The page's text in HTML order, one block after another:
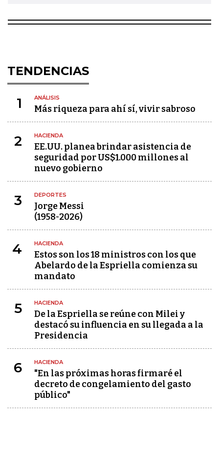
TENDENCIAS
1 ANÁLISIS
Más riqueza para ahí sí, vivir sabroso
2 HACIENDA
EE.UU. planea brindar asistencia de
seguridad por US$1.000 millones al
nuevo gobierno
3 DEPORTES
Jorge Messi
(1958-2026)
4 HACIENDA
Estos son los 18 ministros con los que
Abelardo de la Espriella comienza su
mandato
5 HACIENDA
De la Espriella se reúne con Milei y
destacó su influencia en su llegada a la
Presidencia
6 HACIENDA
"En las próximas horas firmaré el
decreto de congelamiento del gasto
público"